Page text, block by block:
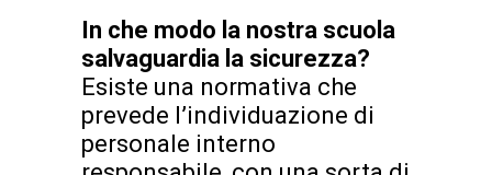
In che modo la nostra scuola
salvaguardia la sicurezza?
Esiste una normativa che
prevede l’individuazione di
personale interno